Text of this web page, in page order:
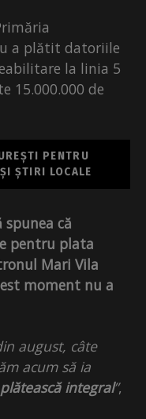
a plătit datoriile
la linia 5
15.000.000 de
PENTRU
ȘTIRI LOCALE
că
pentru plata
Mari Vila
moment nu a
august, câte
acum să ia
integral”,